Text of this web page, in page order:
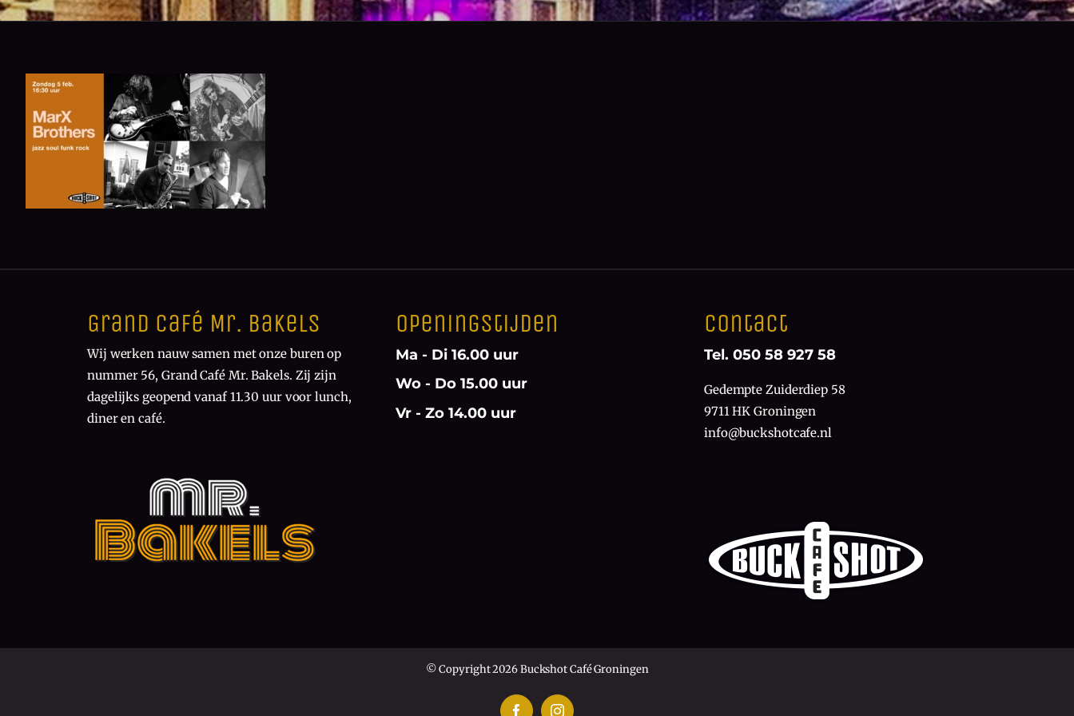
Grand Café Mr. Bakels
Wij werken nauw samen met onze buren op
nummer 56, Grand Café Mr. Bakels. Zij zijn
dagelijks geopend vanaf 11.30 uur voor lunch,
diner en café.
Openingstijden
Ma - Di 16.00 uur
Wo - Do 15.00 uur
Vr - Zo 14.00 uur
Contact
Tel. 050 58 927 58
Gedempte Zuiderdiep 58
9711 HK Groningen
info@buckshotcafe.nl
© Copyright 2026 Buckshot Café Groningen